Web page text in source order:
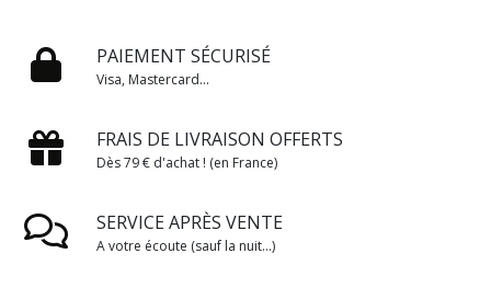
PAIEMENT SÉCURISÉ
Visa, Mastercard...
FRAIS DE LIVRAISON OFFERTS
Dès 79 € d'achat ! (en France)
SERVICE APRÈS VENTE
A votre écoute (sauf la nuit...)